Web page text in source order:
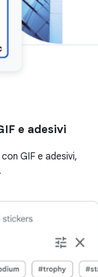
e adesivi
GIF e adesivi,